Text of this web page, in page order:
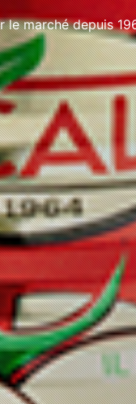
le marché depuis